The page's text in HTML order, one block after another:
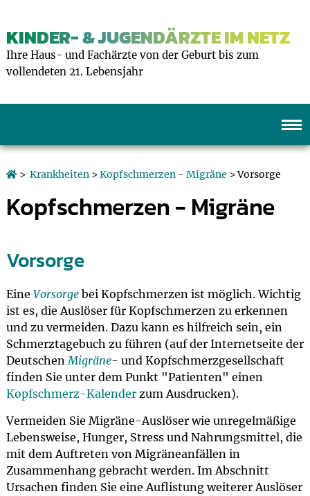
KINDER- & JUGENDÄRZTE IM NETZ
Ihre Haus- und Fachärzte von der Geburt bis zum
vollendeten 21. Lebensjahr
> Krankheiten>Kopfschmerzen - Migräne > Vorsorge
Kopfschmerzen - Migräne
Vorsorge
Eine Vorsorgebei Kopfschmerzen ist möglich. Wichtig
ist es, die Auslöser für Kopfschmerzen zu erkennen
und zu vermeiden. Dazu kann es hilfreich sein, ein
Schmerztagebuch zu führen (auf der Internetseite der
DeutschenMigräne- und Kopfschmerzgesellschaft
finden Sie unter dem Punkt "Patienten" einen
Kopfschmerz-Kalenderzum Ausdrucken).
Vermeiden Sie Migräne-Auslöser wie unregelmäßige
Lebensweise, Hunger, Stress und Nahrungsmittel, die
mit dem Auftreten von Migräneanfällen in
Zusammenhang gebracht werden. Im Abschnitt
Ursachen finden Sie eine Auflistung weiterer Auslöser